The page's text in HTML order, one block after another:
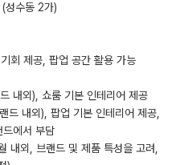
성수동 2가)
회 제공, 팝업 공간 활용 가능
내외), 쇼룸 기본 인테리어 제공
내외), 팝업 기본 인테리어 제공,
에서 부담
내외, 브랜드 및 제품 특성을 고려,